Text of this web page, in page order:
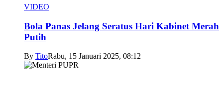
VIDEO
Bola Panas Jelang Seratus Hari Kabinet Merah
Putih
By TitoRabu, 15 Januari 2025, 08:12